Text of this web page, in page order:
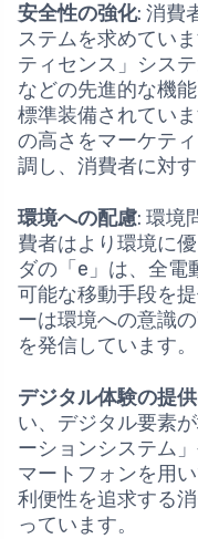
安全性の強化: 消費
ステムを求めてい
ティセンス」シス
などの先進的な機
標準装備されてい
の高さをマーケテ
調し、消費者に対
環境への配慮: 環境
費者はより環境に
ダの「e」は、全電
可能な移動手段を
ーは環境への意識
を発信しています。
デジタル体験の提供
い、デジタル要素
ーションシステム
マートフォンを用
利便性を追求する
っています。